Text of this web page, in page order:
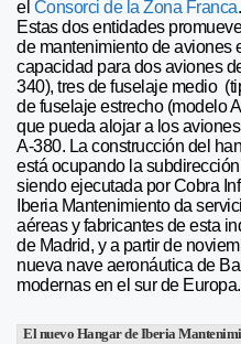
el Consorci de la Zona Franca.
Estas dos entidades
de mantenimiento de aviones
capacidad para dos aviones
340), tres de fuselaje medio
de fuselaje estrecho (modelo
que pueda alojar a los
A-380. La construcción del
está ocupando la
siendo ejecutada por Cobra
Iberia Mantenimiento da
aéreas y fabricantes de esta
de Madrid, y a partir de
nueva nave aeronáutica de
modernas en el sur de Europa.
El nuevo Hangar de Iberia